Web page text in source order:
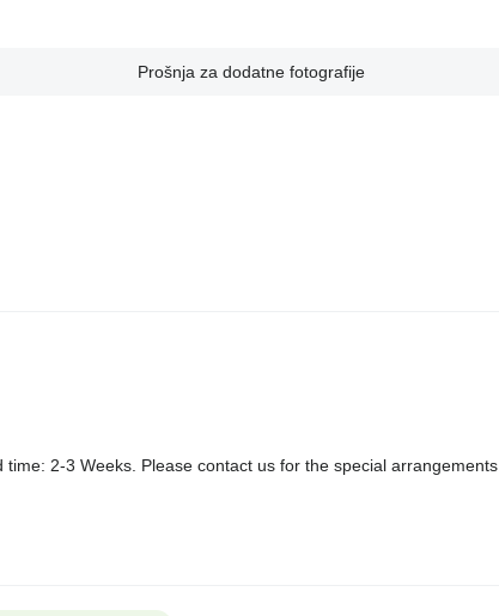
Prošnja za dodatne fotografije
2-3 Weeks. Please contact us for the special arrangements